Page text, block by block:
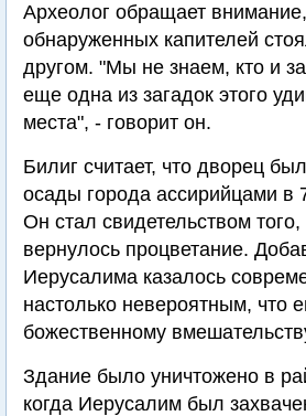
Археолог обращает
обнаруженных капителей
другом. "Мы не знаем, кто и
еще одна из загадок этого
места", - говорит он.
Билиг считает, что дворец
осады города ассирийцами в
Он стал свидетельством того,
вернулось процветание.
Иерусалима казалось
настолько невероятным, что
божественному
Здание было уничтожено в
когда Иерусалим был